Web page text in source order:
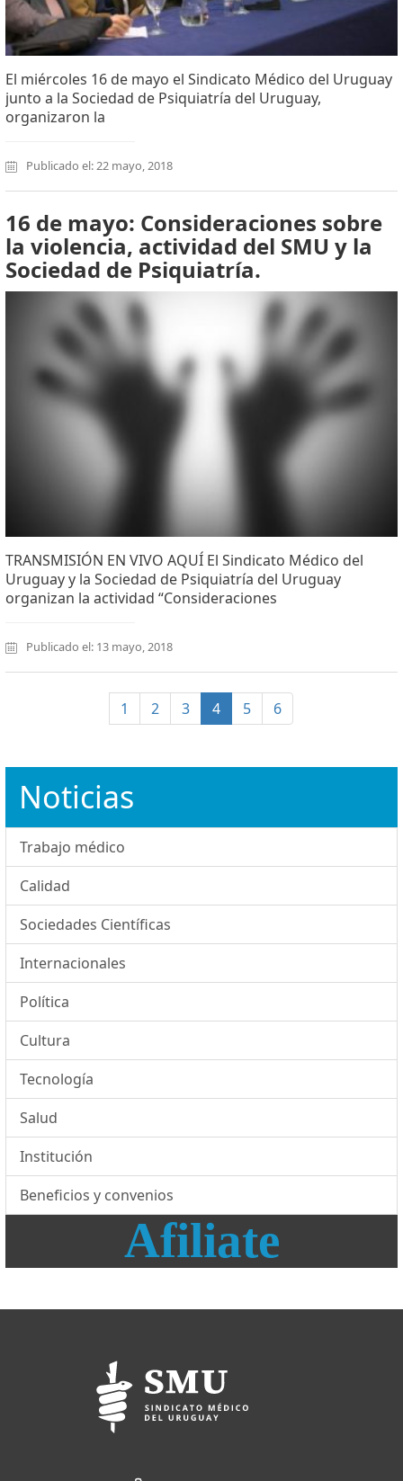
El miércoles 16 de mayo el Sindicato Médico del Uruguay
junto a la Sociedad de Psiquiatría del Uruguay,
organizaron la
Publicado el: 22 mayo, 2018
16 de mayo: Consideraciones sobre
la violencia, actividad del SMU y la
Sociedad de Psiquiatría.
TRANSMISIÓN EN VIVO AQUÍ El Sindicato Médico del
Uruguay y la Sociedad de Psiquiatría del Uruguay
organizan la actividad “Consideraciones
Publicado el: 13 mayo, 2018
1 2 3 4(current)
5 6
Noticias
Trabajo médico
Calidad
Sociedades Científicas
Internacionales
Política
Cultura
Tecnología
Salud
Institución
Beneficios y convenios
Afiliate